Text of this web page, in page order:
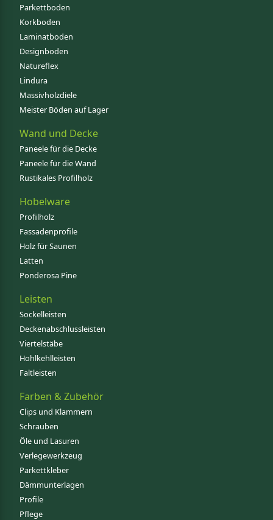
Parkettboden
Korkboden
Laminatboden
Designboden
Natureflex
Lindura
Massivholzdiele
Meister Böden auf Lager
Wand und Decke
Paneele für die Decke
Paneele für die Wand
Rustikales Profilholz
Hobelware
Profilholz
Fassadenprofile
Holz für Saunen
Latten
Ponderosa Pine
Leisten
Sockelleisten
Deckenabschlussleisten
Viertelstäbe
Hohlkehlleisten
Faltleisten
Farben & Zubehör
Clips und Klammern
Schrauben
Öle und Lasuren
Verlegewerkzeug
Parkettkleber
Dämmunterlagen
Profile
Pflege